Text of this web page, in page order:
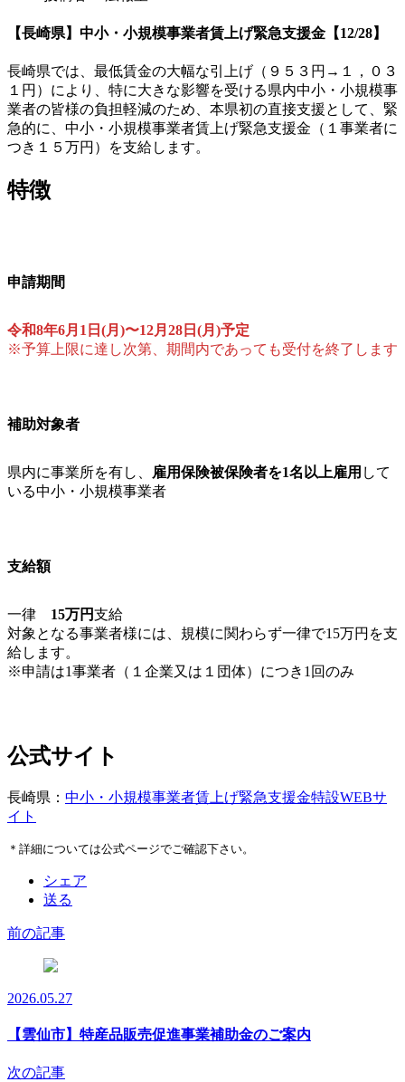
【長崎県】中小・小規模事業者賃上げ緊急支援金【12/28】
長崎県では、最低賃金の大幅な引上げ（９５３円→１，０３
１円）により、特に大きな影響を受ける県内中小・小規模事
業者の皆様の負担軽減のため、本県初の直接支援として、緊
急的に、中小・小規模事業者賃上げ緊急支援金（１事業者に
つき１５万円）を支給します。
特徴
申請期間
令和8年6月1日(月)〜12月28日(月)予定
※予算上限に達し次第、期間内であっても受付を終了します
補助対象者
県内に事業所を有し、 雇用保険被保険者を1名以上雇用 して
いる中小・小規模事業者
支給額
一律 15万円支給
対象となる事業者様には、規模に関わらず一律で15万円を支
給します。
※申請は1事業者（１企業又は１団体）につき1回のみ
公式サイト
長崎県： 中小・小規模事業者賃上げ緊急支援金特設WEBサ
イト
＊詳細については公式ページでご確認下さい。
シェア
送る
前の記事
2026.05.27
【雲仙市】特産品販売促進事業補助金のご案内
次の記事